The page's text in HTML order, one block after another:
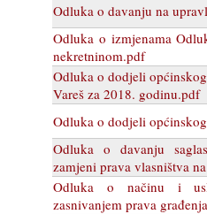
Odluka o davanju na
Odluka o izmjenama
nekretninom.pdf
Odluka o dodjeli
Vareš za 2018. godinu.pdf
Odluka o dodjeli
Odluka o davanju
zamjeni prava vlasništva
Odluka o načinu i
zasnivanjem prava